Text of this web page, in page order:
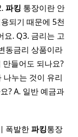
파킹 통장이란 안
되기 때문에 5천
요. Q3. 금리는 고
동금리 상품이라
들어도 되나요?
누는 것이 유리
? A. 일반 예금과
폭발한파킹통장